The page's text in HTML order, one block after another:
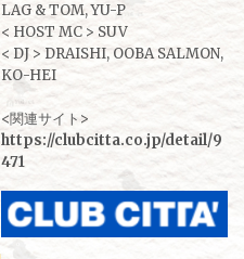
LAG & TOM, YU-P
< HOST MC > SUV
< DJ > DRAISHI, OOBA SALMON,
KO-HEI
<関連サイト>
https://clubcitta.co.jp/detail/9
471